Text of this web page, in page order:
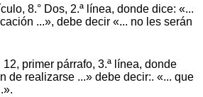
8.° Dos, 2.ª línea, donde dice: «...
...», debe decir «... no les serán
primer párrafo, 3.ª línea, donde
de realizarse ...» debe decir:. «... que